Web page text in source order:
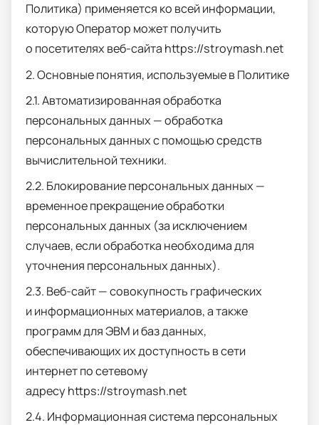
Политика) применяется ко всей информации,
которую Оператор может получить
о посетителях веб-сайта httpsː//stroymash.net
2. Основные понятия, используемые в Политике
2.1. Автоматизированная обработка
персональных данных — обработка
персональных данных с помощью средств
вычислительной техники.
2.2. Блокирование персональных данных —
временное прекращение обработки
персональных данных (за исключением
случаев, если обработка необходима для
уточнения персональных данных).
2.3. Веб-сайт — совокупность графических
и информационных материалов, а также
программ для ЭВМ и баз данных,
обеспечивающих их доступность в сети
интернет по сетевому
адресу httpsː//stroymash.net
2.4. Информационная система персональных